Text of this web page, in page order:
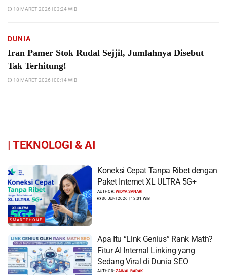
18 MARET 2026 | 03:24 WIB
DUNIA
Iran Pamer Stok Rudal Sejjil, Jumlahnya Disebut
Tak Terhitung!
18 MARET 2026 | 00:14 WIB
| TEKNOLOGI & AI
SMARTPHONE
Koneksi Cepat Tanpa Ribet dengan
Paket Internet XL ULTRA 5G+
AUTHOR:WIDYA SANARI
30 JUNI 2026 | 13:01 WIB
Apa Itu “Link Genius” Rank Math?
Fitur AI Internal Linking yang
Sedang Viral di Dunia SEO
AUTHOR:ZAINAL BARAK